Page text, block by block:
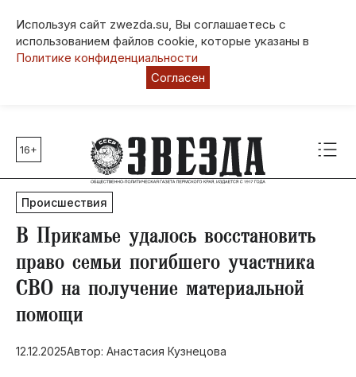
Используя сайт zwezda.su, Вы соглашаетесь с
использованием файлов cookie, которые указаны в
Политике конфиденциальности
Согласен
Главные темы
80 лет Победы
Молодежная столица РФ
СВО
Выборы в Пермском крае
Социальная поддержка
Инфраструктура
Благоустройство
16+
Происшествия
​В Прикамье удалось восстановить
право семьи погибшего участника
СВО на получение материальной
помощи
12.12.2025Автор: Анастасия Кузнецова